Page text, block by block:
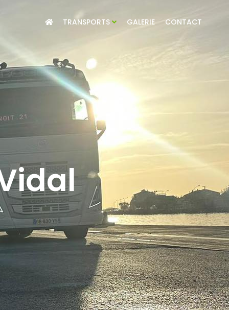
TRANSPORTS GALERIE CONTACT